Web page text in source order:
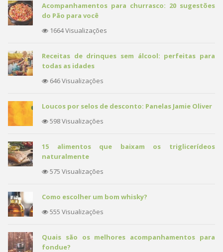
Acompanhamentos para churrasco: 20 sugestões
do Pão para você
1664 Visualizações
Receitas de drinques sem álcool: perfeitas para
todas as idades
646 Visualizações
Loucos por selos de desconto: Panelas Jamie Oliver
598 Visualizações
15 alimentos que baixam os triglicerídeos
naturalmente
575 Visualizações
Como escolher um bom whisky?
555 Visualizações
Quais são os melhores acompanhamentos para
fondue?